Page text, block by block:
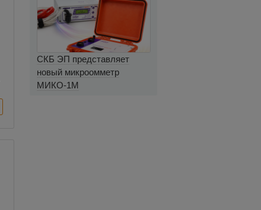
СКБ ЭП представляет
новый микроомметр
МИКО-1М